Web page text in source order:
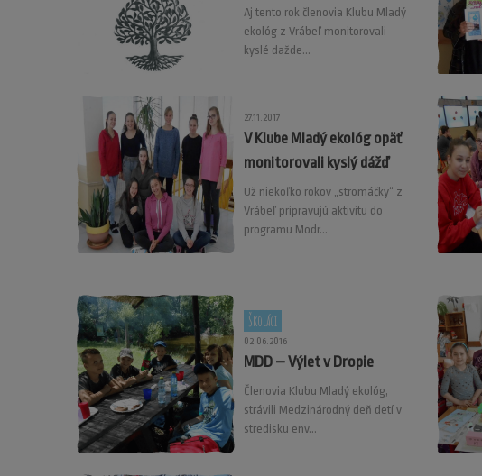
Aj tento rok členovia Klubu Mladý
ekológ z Vrábeľ monitorovali
kyslé dažde...
27.11.2017
V Klube Mladý ekológ opäť
monitorovali kyslý dážď
Už niekoľko rokov „stromáčky“ z
Vrábeľ pripravujú aktivitu do
programu Modr...
Školáci
02.06.2016
MDD – Výlet v Dropie
Členovia Klubu Mladý ekológ,
strávili Medzinárodný deň detí v
stredisku env...